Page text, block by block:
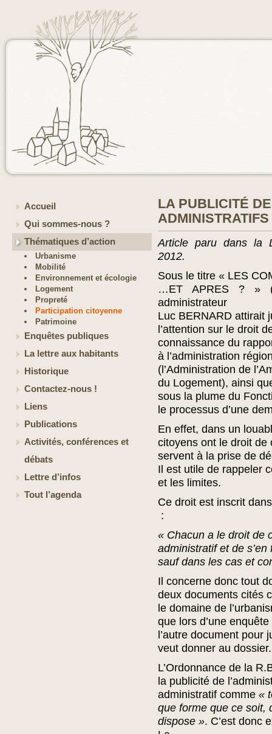
Accueil
Qui sommes-nous ?
Thématiques d’action
Urbanisme
Mobilité
Environnement et écologie
Logement
Propreté
Participation citoyenne
Patrimoine
Enquêtes publiques
La lettre aux habitants
Historique
Contactez-nous !
Liens
Publications
Activités, conférences et
débats
Lettre d’infos
Tout l’agenda
LA PUBLICITÉ
ADMINISTRATIFS
Article paru dans la
2012.
Sous le titre « LES
…ET APRES ? »
administrateur
Luc BERNARD attirait
l’attention sur le droit
connaissance du
à l’administration
(l’Administration de
du Logement), ainsi
sous la plume du
le processus d’une
En effet, dans un
citoyens ont le droit de
servent à la prise de
Il est utile de rappeler
et les limites.
Ce droit est inscrit
:
« Chacun a le droit de
administratif et de
sauf dans les cas et
Il concerne donc tout
deux documents cités
le domaine de
que lors d’une
l’autre document pour
veut donner au dossier.
L’Ordonnance de la
la publicité de
administratif comme «
que forme que ce soit,
dispose ». C’est donc